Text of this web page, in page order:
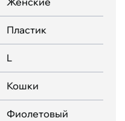
Пластик
L
Кошки
Фиолетовый